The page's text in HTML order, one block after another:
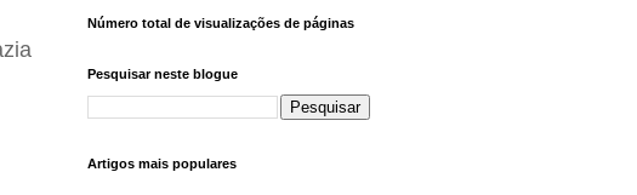
Número total de visualizações de páginas
Pesquisar neste blogue
Artigos mais populares